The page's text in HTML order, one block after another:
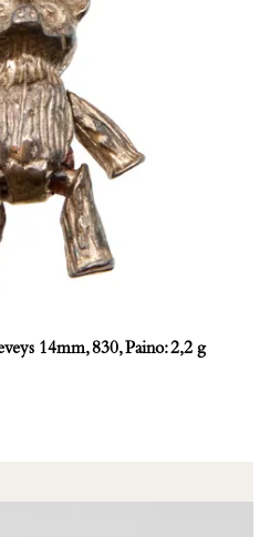
14mm, 830, Paino: 2,2 g